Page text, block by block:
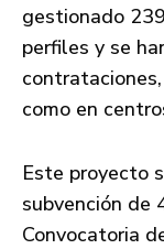
gestionado
perfiles y se
como en
Este proyecto
subvención de
Convocatoria